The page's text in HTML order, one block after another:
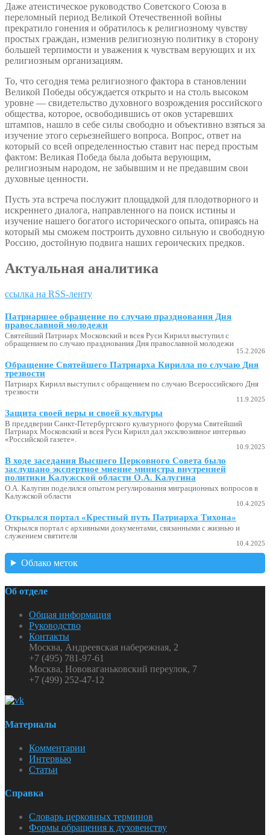
Даже атеистическое руководство Советского Союза в
переломный период Великой Отечественной войны
прекратило гонения и обратилось к религиозному чувству
простых граждан, изменив религиозную политику в сторону
большей терпимости и уважения к чувствам верующих и их
религиозным организациям.
То, что сегодня тема религиозного фактора в становлении
Великой Победы обсуждается открыто и на столь высоком
уровне — свидетельство духовного возрождения российского
общества, которое, освободившись от оков устаревших
штампов, нашло в себе силы свободно и объективно взяться за
изучение этого серьезнейшего вопроса. Вопрос, ответ на
который со всей определенностью ставит нас перед простым
фактом: Великая Победа была добыта верующим,
религиозным народом, не забывшим и не предавшим свои
духовные ценности.
Пусть эта встреча послужит площадкой для плодотворного и
искреннего диалога, направленного на поиск истины и
изучение нашего богатого исторического опыта, опираясь на
который мы сможем построить духовно сильную и свободную
Россию, достойную подвига наших героических предков.
Актуальная аналитика
ссылка на RSS-ленту
Патриаршее обращение по случаю празднования Дня
православной молодежи
Святейший Патриарх Московский и всея Руси Кирилл выступил с
обращением по случаю празднования Дня православной молодежи
15.2.2026
Обращение Святейшего Патриарха Кирилла по случаю Дня
трезвости
Патриарх Кирилл выступил с обращением по случаю Всероссийского Дня
трезвости
11.9.2025
Защита своей веры и своей культуры
В преддверии Санкт-Петербургского культурного форума Святейший
Патриарх Московский и всея Руси Кирилл дал эксклюзивное интервью
«Российской газете».
10.9.2025
В ходе заседания Высшего Церковного Совета было
заслушано экспертное мнение министра внутренней
политики Калужской области О.А. Калугина
О.А. Калугин поделился опытом регулирования миграционных вопросов в
Калужской области
10.4.2025
Открылся портал «Крестный путь Патриарха Тихона»
Открылся портал с архивными документами, связанными с жизнью и
служением святителя
10.4.2025
Облако меток
Об отделе
Общая информация
Руководство
Контакты
Москва, Андреевская набережная, 2
+7 (495) 781-97-61
Москва, Нововаганьковский переулок, 7
+7 (499) 252-47-12
Материалы
Комментарии
Интервью
Статьи
Справка
Словарь церковных терминов
Формы обращения к духовенству